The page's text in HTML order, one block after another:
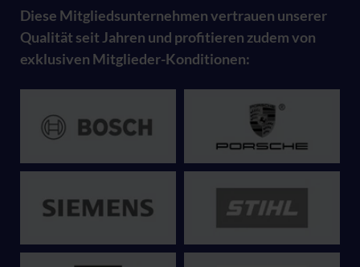
Diese Mitgliedsunternehmen vertrauen unserer
Qualität seit Jahren und profitieren zudem von
exklusiven Mitglieder-Konditionen: